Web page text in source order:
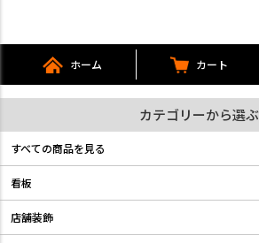
ホーム カート
カテゴリーから選ぶ
すべての商品を見る
看板
店舗装飾